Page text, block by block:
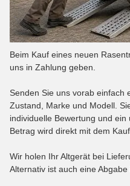
Beim Kauf eines neuen
uns in Zahlung geben.
Senden Sie uns vorab einfach
Zustand, Marke und Modell.
individuelle Bewertung und
Betrag wird direkt mit dem
Wir holen Ihr Altgerät bei
Alternativ ist auch eine